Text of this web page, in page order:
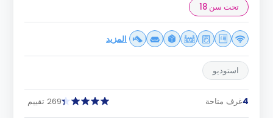
تحت سن 18
المزيد
استوديو
4غرف متاحة 269 تقييم